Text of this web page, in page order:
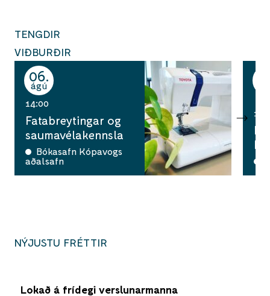
TENGDIR
VIÐBURÐIR
06
ágú
14:00
Fatabreytingar og
saumavélakennsla
Bókasafn Kópavogs
aðalsafn
NÝJUSTU FRÉTTIR
Lokað á frídegi verslunarmanna